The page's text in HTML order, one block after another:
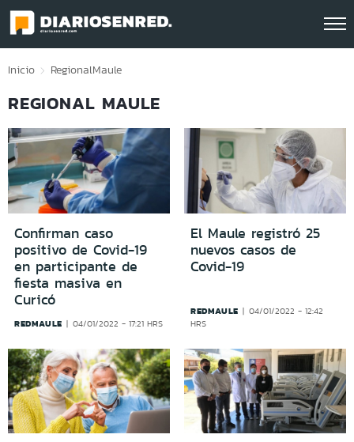
Click acá para ir directamente al contenido
Inicio RegionalMaule
REGIONAL MAULE
Confirman caso
positivo de Covid-19
en participante de
fiesta masiva en
Curicó
REDMAULE 04/01/2022 - 17:21 HRS
El Maule registró 25
nuevos casos de
Covid-19
REDMAULE
04/01/2022 - 12:42
HRS